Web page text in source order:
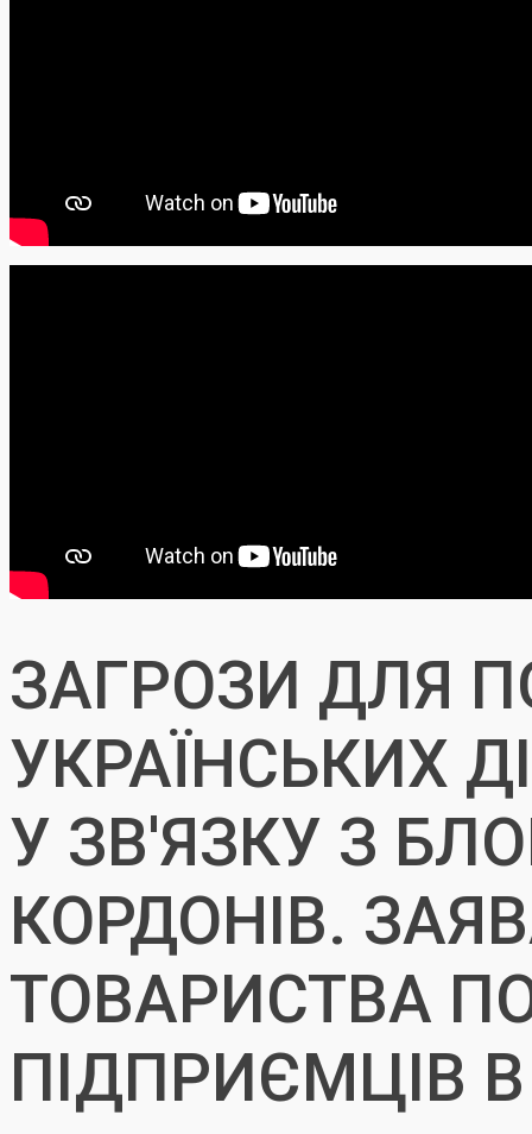
ЗАГРОЗИ ДЛЯ
УКРАЇНСЬКИХ
У ЗВ'ЯЗКУ З
КОРДОНІВ.
ТОВАРИСТВА
ПІДПРИЄМЦІВ В